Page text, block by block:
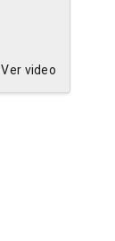
Ver video